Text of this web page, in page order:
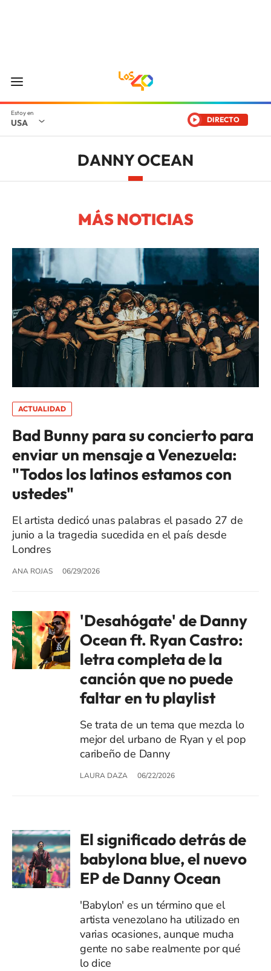
USA DIRECTO
DANNY OCEAN
MÁS NOTICIAS
ACTUALIDAD
Bad Bunny para su concierto para
enviar un mensaje a Venezuela:
"Todos los latinos estamos con
ustedes"
El artista dedicó unas palabras el pasado 27 de
junio a la tragedia sucedida en el país desde
Londres
ANA ROJAS 06/29/2026
'Desahógate' de Danny
Ocean ft. Ryan Castro:
letra completa de la
canción que no puede
faltar en tu playlist
Se trata de un tema que mezcla lo
mejor del urbano de Ryan y el pop
caribeño de Danny
LAURA DAZA 06/22/2026
El significado detrás de
babylona blue, el nuevo
EP de Danny Ocean
'Babylon' es un término que el
artista venezolano ha utilizado en
varias ocasiones, aunque mucha
gente no sabe realmente por qué
lo dice